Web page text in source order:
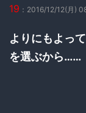
19 ：2016/12/12(月)
よりにもよっ
を選ぶから……